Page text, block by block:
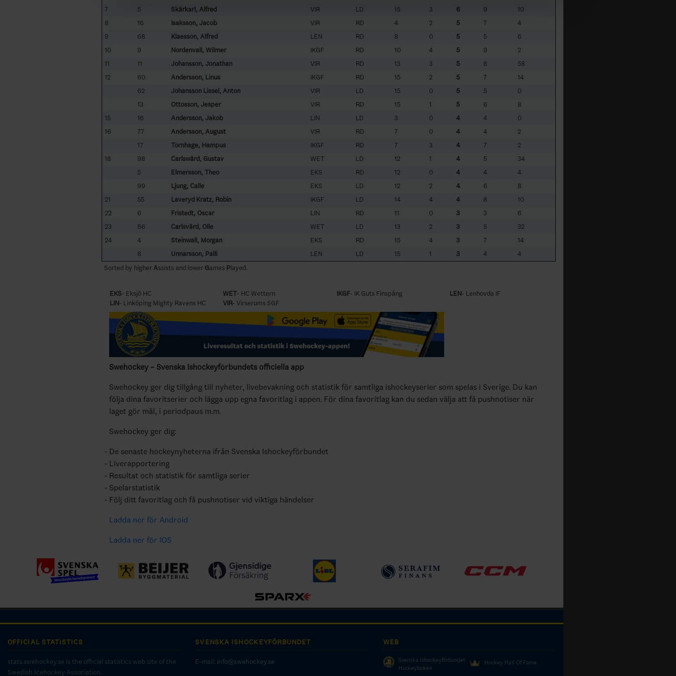
7
5 Skärkarl, Alfred VIR LD 15 3 6 9
10
8
16 Isaksson, Jacob VIR RD 4 2 5 7
4
9
68 Klaesson, Alfred LEN RD 8 0 5 5
6
10
9 Nordenvall, Wilmer IKGF RD 10 4 5 9
2
11
11 Johansson, Jonathan VIR RD 13 3 5 8
58
12
60 Andersson, Linus IKGF RD 15 2 5 7
14
62
Johansson Lissel, Anton VIR LD 15 0 5 5
0
13
Ottosson, Jesper VIR RD 15 1 5 6
8
15
16 Andersson, Jakob LIN LD 3 0 4 4
0
16
77 Andersson, August VIR RD 7 0 4 4
2
17
Törnhage, Hampus IKGF RD 7 3 4 7
2
18
98 Carlswärd, Gustav WET LD 12 1 4 5
34
5
Elmersson, Theo EKS RD 12 0 4 4
4
99
Ljung, Calle EKS LD 12 2 4 6
8
21
55 Laveryd Kratz, Robin IKGF LD 14 4 4 8
10
22
6 Fristedt, Oscar LIN RD 11 0 3 3
6
23
86 Carlsvärd, Olle WET LD 13 2 3 5
32
24
4 Steinwall, Morgan EKS RD 15 4 3 7
14
8
Unnarsson, Palli LEN LD 15 1 3 4
4
Sorted by higher Assists and lower Games Played.
EKS- Eksjö HC WET- HC Wettern IKGF- IK Guts Finspång LEN- Lenhovda IF
LIN- Linköping Mighty Ravens HC VIR- Virserums SGF
Swehockey – Svenska Ishockeyförbundets officiella app
Swehockey ger dig tillgång till nyheter, livebevakning och statistik för samtliga ishockeyserier som spelas i Sverige. Du kan
följa dina favoritserier och lägga upp egna favoritlag i appen. För dina favoritlag kan du sedan välja att få pushnotiser när
laget gör mål, i periodpaus m.m.
Swehockey ger dig:
De senaste hockeynyheterna ifrån Svenska Ishockeyförbundet
Liverapportering
Resultat och statistik för samtliga serier
Spelarstatistik
Följ ditt favoritlag och få pushnotiser vid viktiga händelser
Ladda ner för Android
Ladda ner för IOS
OFFICIAL STATISTICS
stats.swehockey.se is the official statistics web site of the
Swedish Icehockey Association.
SVENSKA ISHOCKEYFÖRBUNDET
E-mail: info@swehockey.se
WEB
Svenska Ishockeyförbundet
Hockeyboken
Hockey Hall Of Fame